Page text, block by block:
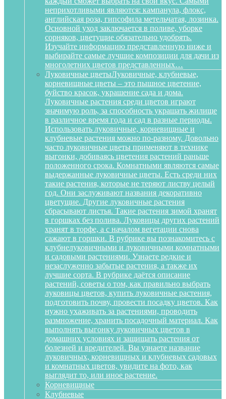
неприхотливыми являются: кампанула, флокс,
английская роза, гипсофила метельчатая, лозинка.
Основной уход заключается в поливе, уборке
сорняков, цветущие обязательно удобрять.
Изучайте информацию представленную ниже и
выбирайте самые лучшие композиции для дачи из
многолетних цветов представленных…
Луковичные цветыЛуковичные, клубневые,
корневищные цветы – это пышное цветение,
буйство красок, украшение сада и дома.
Луковичные растения среди цветов играют
значимую роль, за способность украшать жилище
в различное время года и сад в разные периоды.
Использовать луковичные, корневищные и
клубневые растения можно по-разному. Довольно
часто луковичные цветы применяют в технике
выгонки, добиваясь цветения растений раньше
положенного срока. Комнатными являются самые
выдержанные луковичные цветы. Есть среди них
такие растения, которые не теряют листву целый
год. Они заслуживают названия декоративно
цветущие. Другие луковичные растения
сбрасывают листья. Такие растения зимой хранят
в горшках без полива. Луковицы других растений
хранят в торфе, а с началом вегетации снова
сажают в горшки. В рубрике вы познакомитесь с
клубнелуковичными и луковичными комнатными
и садовыми растениями. Узнаете редкие и
незаслуженно забытые растения, а также их
лучшие сорта. В рубрике даётся описание
растений, советы о том, как правильно выбрать
луковицы цветов, купить луковичные растения,
подготовить почву, провести посадку цветов. Как
нужно ухаживать за растениями, проводить
размножение, хранить посадочный материал. Как
выполнять выгонку луковичных цветов в
домашних условиях и защищать растения от
болезней и вредителей. Вы узнаете название
луковичных, корневищных и клубневых садовых
и комнатных цветов, увидите на фото, как
выглядит то, или иное растение.
Корневищные
Клубневые